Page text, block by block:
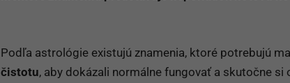
Podľa astrológie existujú znamenia, ktoré potrebujú
čistotu, aby dokázali normálne fungovať a skutočne si